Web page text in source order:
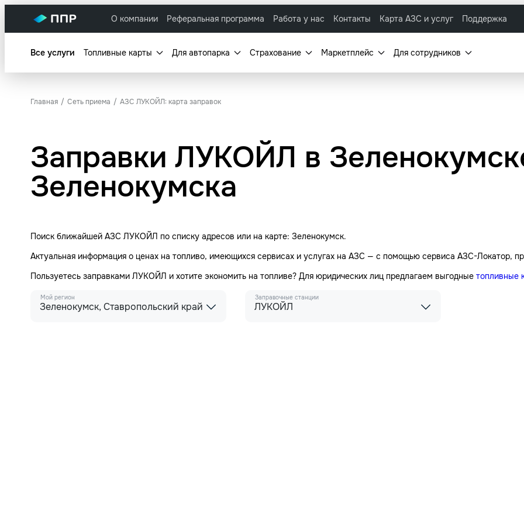
О компании Реферальная программа Работа у нас Контакты Карта АЗС и услуг Поддержка
Все услуги Топливные карты Для автопарка Страхование Маркетплейс Для сотрудников
Главная Сеть приема АЗС ЛУКОЙЛ: карта заправок
Заправки ЛУКОЙЛ в
Зеленокумска
Поиск ближайшей АЗС ЛУКОЙЛ по списку адресов или на карте: Зеленокумск.
Актуальная информация о ценах на топливо, имеющихся сервисах и услугах на АЗС — с помощью сервиса АЗС-Локатор,
Пользуетесь заправками ЛУКОЙЛ и хотите экономить на топливе? Для юридических лиц предлагаем выгодные топливные
Мой регион
Зеленокумск, Ставропольский край
Заправочные станции
ЛУКОЙЛ